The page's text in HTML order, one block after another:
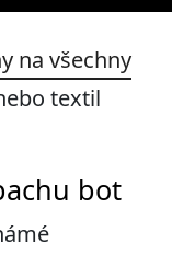
na všechny
textil
bot